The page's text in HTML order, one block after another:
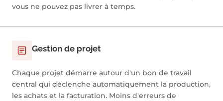
vous ne pouvez pas livrer à temps.
Gestion de projet
Chaque projet démarre autour d'un bon de travail
central qui déclenche automatiquement la production,
les achats et la facturation. Moins d'erreurs de